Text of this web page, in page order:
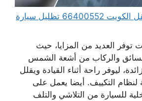
تظليل سيارات متنقل الكويت 66400552 تظليل سيارة
توفر العديد من المزايا، حيث
والركاب من أشعة الشمس
ليوفر راحة أثناء القيادة ويقلل
لنظام التكييف. أيضا يعمل على
للسيارة من التلاشي والتلف